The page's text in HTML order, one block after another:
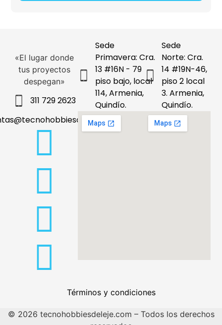
«El lugar donde
tus proyectos
despegan»
311 729 2623
Sede
Primavera: Cra.
13 #16N - 79
piso bajo, local
114, Armenia,
Quindío.
Sede
Norte: Cra.
14 #19N-46,
piso 2 local
3. Armenia,
Quindío.
Términos y condiciones
© 2026 tecnohobbiesdeleje.com – Todos los derechos